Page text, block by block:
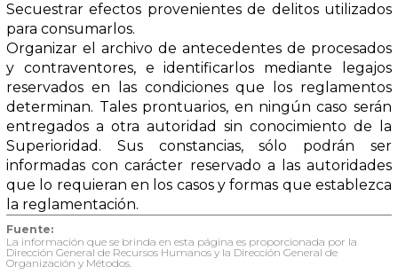
Secuestrar efectos provenientes de delitos utilizados
para consumarlos.
Organizar el archivo de antecedentes de procesados
y contraventores, e identificarlos mediante legajos
reservados en las condiciones que los reglamentos
determinan. Tales prontuarios, en ningún caso serán
entregados a otra autoridad sin conocimiento de la
Superioridad. Sus constancias, sólo podrán ser
informadas con carácter reservado a las autoridades
que lo requieran en los casos y formas que establezca
la reglamentación.
Fuente:
La información que se brinda en esta página es proporcionada por la
Dirección General de Recursos Humanos y la Dirección General de
Organización y Métodos.